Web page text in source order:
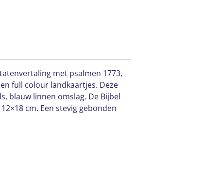
met psalmen 1773,
full colour landkaartjes. Deze
blauw linnen omslag. De Bijbel
cm. Een stevig gebonden